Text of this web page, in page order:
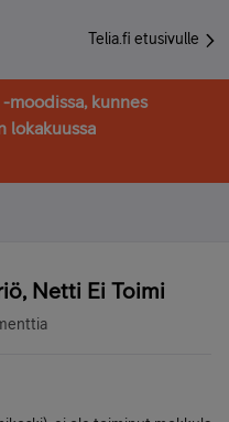
Telia.fi etusivulle
moodissa, kunnes
lokakuussa
Netti Ei Toimi